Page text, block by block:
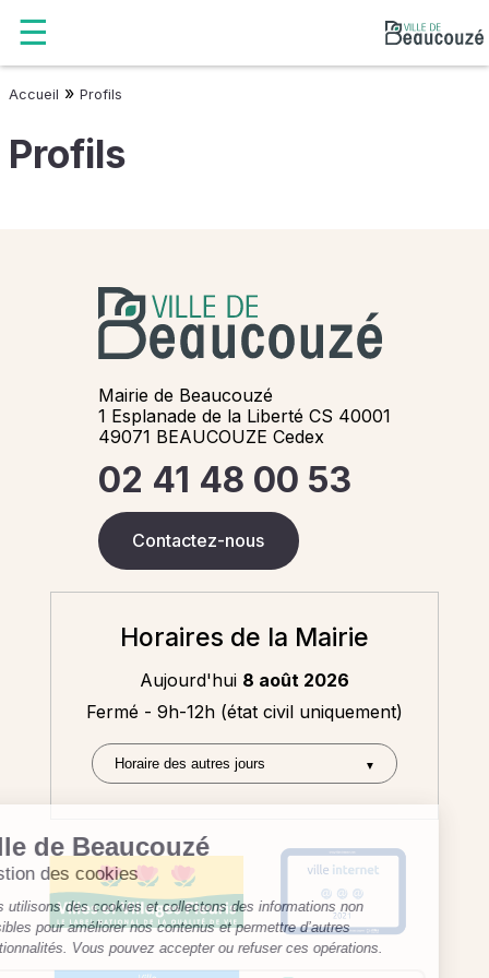
Accueil » Profils
Profils
Mairie de Beaucouzé
1 Esplanade de la Liberté CS 40001
49071 BEAUCOUZE Cedex
02 41 48 00 53
Contactez-nous
Horaires de la Mairie
Aujourd'hui 8 août 2026
Fermé - 9h-12h (état civil uniquement)